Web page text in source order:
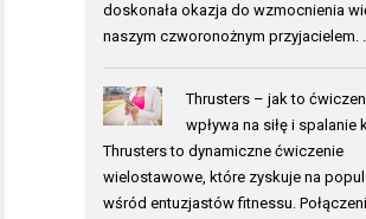
doskonała okazja do wzmocnienia
naszym czworonożnym przyjacielem.
Thrusters – jak to
wpływa na siłę i spalanie
Thrusters to dynamiczne ćwiczenie
wielostawowe, które zyskuje na
wśród entuzjastów fitnessu.